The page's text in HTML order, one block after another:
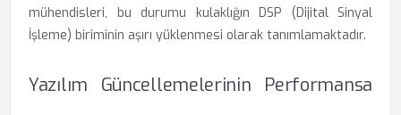
mühendisleri, bu durumu kulaklığın DSP (Dijital Sinyal
İşleme) biriminin aşırı yüklenmesi olarak tanımlamaktadır.
Yazılım Güncellemelerinin Performansa